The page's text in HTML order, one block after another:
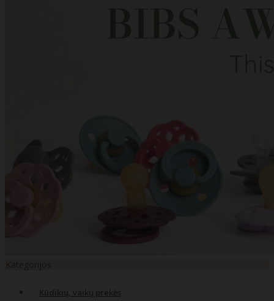
Kūdikių, vaikų prekės